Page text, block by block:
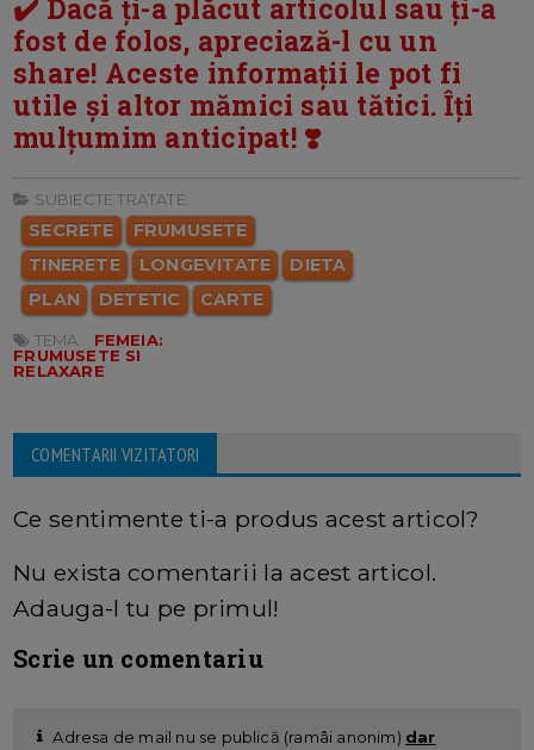
✔️ Dacă ți-a plăcut articolul sau ți-a
fost de folos, apreciază-l cu un
share! Aceste informații le pot fi
utile și altor mămici sau tătici. Îți
mulțumim anticipat! ❣️
SUBIECTE TRATATE:
SECRETE
FRUMUSETE
TINERETE
LONGEVITATE
DIETA
PLAN
DETETIC CARTE
TEMA:
FEMEIA:
FRUMUSETE SI
RELAXARE
COMENTARII VIZITATORI
Ce sentimente ti-a produs acest articol?
Nu exista comentarii la acest articol.
Adauga-l tu pe primul!
Scrie un comentariu
Adresa de mail nu se publică (ramâi anonim) dar